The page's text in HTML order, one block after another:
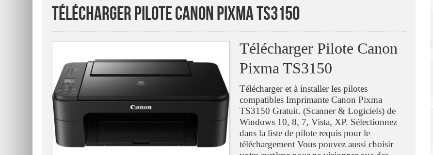
Télécharger Pilote Canon Pixma TS3150
Télécharger Pilote Canon
Pixma TS3150
Télécharger et à installer les pilotes
compatibles Imprimante Canon Pixma
TS3150 Gratuit. (Scanner & Logiciels) de
Windows 10, 8, 7, Vista, XP. Sélectionnez
dans la liste de pilote requis pour le
téléchargement Vous pouvez aussi choisir